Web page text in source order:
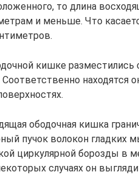
то длина
и меньше. Что
кишке разместились
находятся
ободочная кишка
пучок волокон
циркулярной борозды в
случаях он